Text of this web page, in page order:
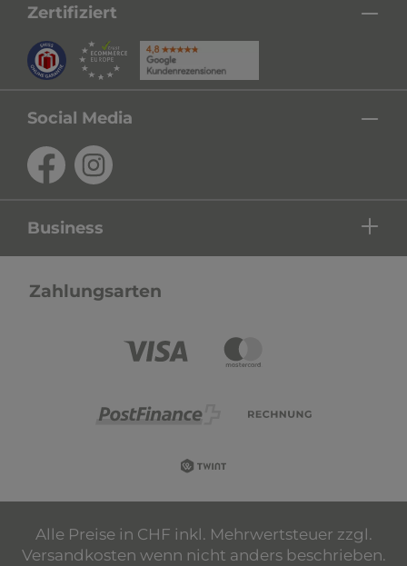
Zertifiziert
Social Media
Business
Zahlungsarten
Alle Preise in CHF inkl. Mehrwertsteuer zzgl.
Versandkosten wenn nicht anders beschrieben.